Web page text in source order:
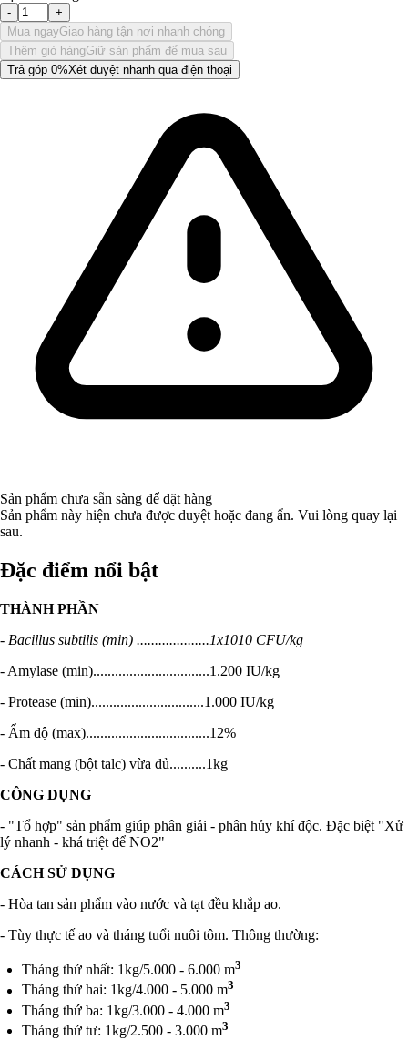
-
+
Mua ngayGiao hàng tận nơi nhanh chóng
Thêm giỏ hàngGiữ sản phẩm để mua sau
Trả góp 0%Xét duyệt nhanh qua điện thoại
Sản phẩm chưa sẵn sàng để đặt hàng
Sản phẩm này hiện chưa được duyệt hoặc đang ẩn. Vui lòng quay lại
sau.
Đặc điểm nổi bật
THÀNH PHẦN
- Bacillus subtilis (min) ....................1x1010 CFU/kg
- Amylase (min)................................1.200 IU/kg
- Protease (min)...............................1.000 IU/kg
- Ẩm độ (max)..................................12%
- Chất mang (bột talc) vừa đủ..........1kg
CÔNG DỤNG
- "Tổ hợp" sản phẩm giúp phân giải - phân hủy khí độc. Đặc biệt "Xử
lý nhanh - khá triệt để NO2"
CÁCH SỬ DỤNG
- Hòa tan sản phẩm vào nước và tạt đều khắp ao.
- Tùy thực tế ao và tháng tuổi nuôi tôm. Thông thường:
Tháng thứ nhất: 1kg/5.000 - 6.000 m3
Tháng thứ hai: 1kg/4.000 - 5.000 m3
Tháng thứ ba: 1kg/3.000 - 4.000 m3
Tháng thứ tư: 1kg/2.500 - 3.000 m3